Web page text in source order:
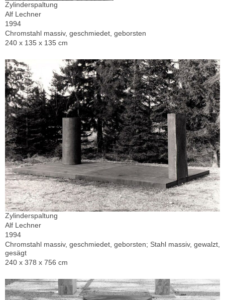
Zylinderspaltung
Alf Lechner
1994
Chromstahl massiv, geschmiedet, geborsten
240 x 135 x 135 cm
Zylinderspaltung
Alf Lechner
1994
Chromstahl massiv, geschmiedet, geborsten; Stahl massiv, gewalzt,
gesägt
240 x 378 x 756 cm